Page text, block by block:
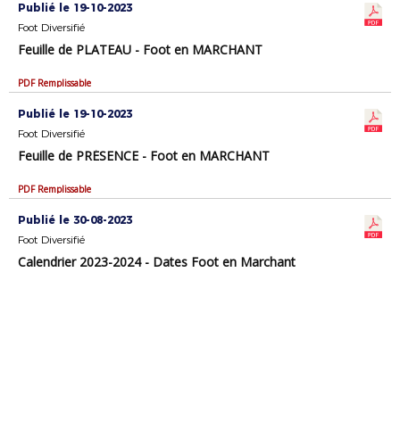
Publié le 19-10-2023
Foot Diversifié
Feuille de PLATEAU - Foot en MARCHANT
PDF Remplissable
Publié le 19-10-2023
Foot Diversifié
Feuille de PRÉSENCE - Foot en MARCHANT
PDF Remplissable
Publié le 30-08-2023
Foot Diversifié
Calendrier 2023-2024 - Dates Foot en Marchant